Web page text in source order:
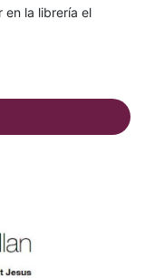
en la librería el